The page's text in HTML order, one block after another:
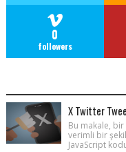
0
followers
X Twitter
Bu makale,
verimli bir
JavaScript